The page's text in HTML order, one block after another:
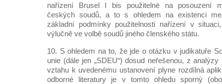
nařízení Brusel I bis použitelné na posouzení
českých soudů, a to s ohledem na existenci
základní podmínky použitelnosti nařízení v
výlučně ve volbě soudů jiného členského státu.
10. S ohledem na to, že jde o otázku v judikatuře
unie (dále jen „SDEU“) dosud neřešenou, z
vztahu k uvedenému ustanovení plyne rozdílná
odborné literatury je v tomto ohledu sporný